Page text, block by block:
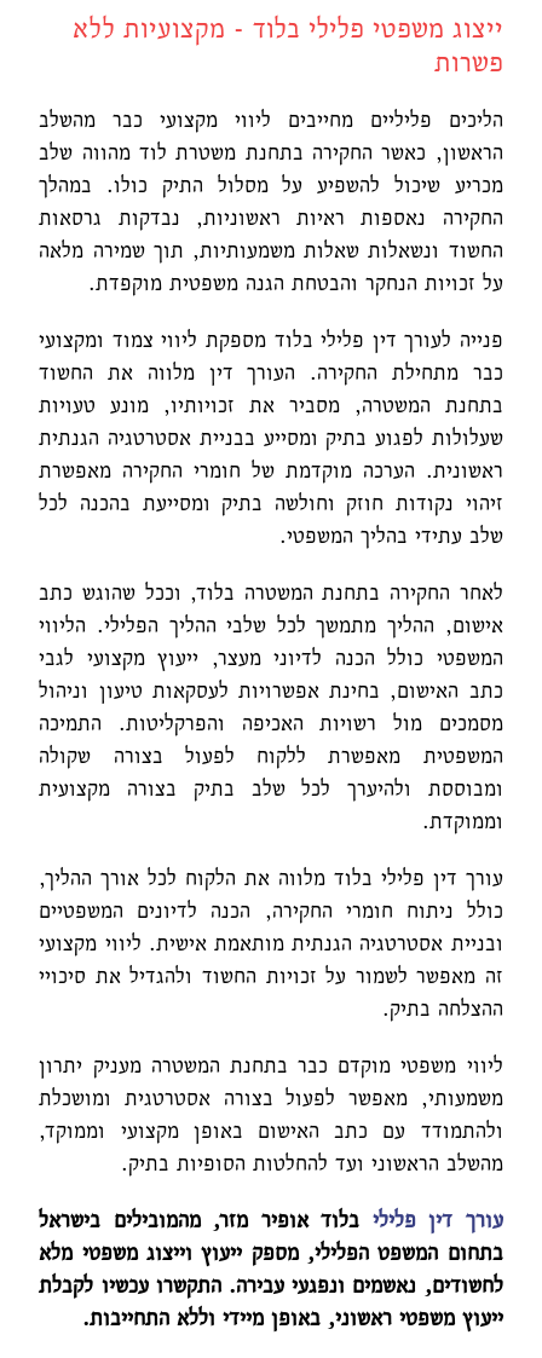
ייצוג משפטי פלילי בלוד - מקצועיות ללא
פשרות
הליכים פליליים מחייבים ליווי מקצועי כבר מהשלב
הראשון, כאשר החקירה בתחנת משטרת לוד מהווה שלב
מכריע שיכול להשפיע על מסלול התיק כולו. במהלך
החקירה נאספות ראיות ראשוניות, נבדקות גרסאות
החשוד ונשאלות שאלות משמעותיות, תוך שמירה מלאה
על זכויות הנחקר והבטחת הגנה משפטית מוקפדת.
פנייה לעורך דין פלילי בלוד מספקת ליווי צמוד ומקצועי
כבר מתחילת החקירה. העורך דין מלווה את החשוד
בתחנת המשטרה, מסביר את זכויותיו, מונע טעויות
שעלולות לפגוע בתיק ומסייע בבניית אסטרטגיה הגנתית
ראשונית. הערכה מוקדמת של חומרי החקירה מאפשרת
זיהוי נקודות חוזק וחולשה בתיק ומסייעת בהכנה לכל
שלב עתידי בהליך המשפטי.
לאחר החקירה בתחנת המשטרה בלוד, וככל שהוגש כתב
אישום, ההליך מתמשך לכל שלבי ההליך הפלילי. הליווי
המשפטי כולל הכנה לדיוני מעצר, ייעוץ מקצועי לגבי
כתב האישום, בחינת אפשרויות לעסקאות טיעון וניהול
מסמכים מול רשויות האכיפה והפרקליטות. התמיכה
המשפטית מאפשרת ללקוח לפעול בצורה שקולה
ומבוססת ולהיערך לכל שלב בתיק בצורה מקצועית
וממוקדת.
עורך דין פלילי בלוד מלווה את הלקוח לכל אורך ההליך,
כולל ניתוח חומרי החקירה, הכנה לדיונים המשפטיים
ובניית אסטרטגיה הגנתית מותאמת אישית. ליווי מקצועי
זה מאפשר לשמור על זכויות החשוד ולהגדיל את סיכויי
ההצלחה בתיק.
ליווי משפטי מוקדם כבר בתחנת המשטרה מעניק יתרון
משמעותי, מאפשר לפעול בצורה אסטרטגית ומושכלת
ולהתמודד עם כתב האישום באופן מקצועי וממוקד,
מהשלב הראשוני ועד להחלטות הסופיות בתיק.
עורך דין פלילי בלוד אופיר מזר, מהמובילים בישראל
בתחום המשפט הפלילי, מספק ייעוץ וייצוג משפטי מלא
לחשודים, נאשמים ונפגעי עבירה. התקשרו עכשיו לקבלת
ייעוץ משפטי ראשוני, באופן מיידי וללא התחייבות.